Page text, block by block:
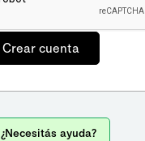
¿Necesitás ayuda?